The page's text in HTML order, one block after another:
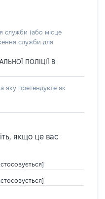
служби (або місце
служби для
ПОЛІЦІЇ В
яку претендуєте як
якщо це вас